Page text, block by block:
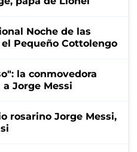
Noche de las
Pequeño Cottolengo
la conmovedora
Jorge Messi
rosarino Jorge Messi,